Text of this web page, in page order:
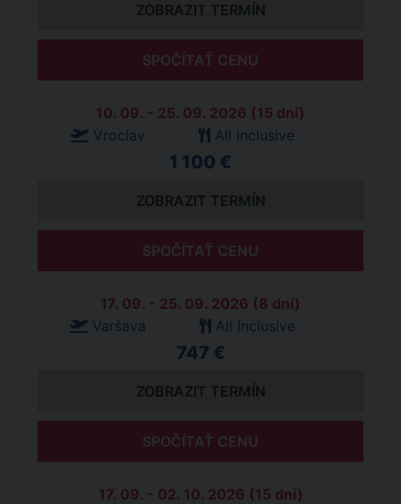
ZOBRAZIT TERMÍN
SPOČÍTAŤ CENU
10. 09. - 25. 09. 2026 (15 dní)
Vroclav
All Inclusive
1 100 €
ZOBRAZIT TERMÍN
SPOČÍTAŤ CENU
17. 09. - 25. 09. 2026 (8 dní)
Varšava
All Inclusive
747 €
ZOBRAZIT TERMÍN
SPOČÍTAŤ CENU
17. 09. - 02. 10. 2026 (15 dní)